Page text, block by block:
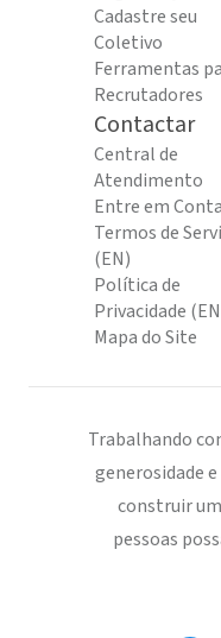
Cadastre seu
Coletivo
Ferramentas
Recrutadores
Contactar
Central de
Atendimento
Entre em
Termos de
(EN)
Política de
Privacidade
Mapa do Site
Trabalhando
generosidade
construir
pessoas